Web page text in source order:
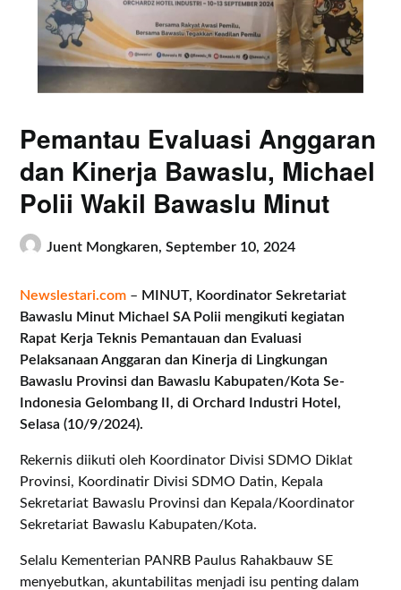
Pemantau Evaluasi Anggaran
dan Kinerja Bawaslu, Michael
Polii Wakil Bawaslu Minut
Juent Mongkaren,September 10, 2024
Newslestari.com – MINUT, Koordinator Sekretariat
Bawaslu Minut Michael SA Polii mengikuti kegiatan
Rapat Kerja Teknis Pemantauan dan Evaluasi
Pelaksanaan Anggaran dan Kinerja di Lingkungan
Bawaslu Provinsi dan Bawaslu Kabupaten/Kota Se-
Indonesia Gelombang II, di Orchard Industri Hotel,
Selasa (10/9/2024).
Rekernis diikuti oleh Koordinator Divisi SDMO Diklat
Provinsi, Koordinatir Divisi SDMO Datin, Kepala
Sekretariat Bawaslu Provinsi dan Kepala/Koordinator
Sekretariat Bawaslu Kabupaten/Kota.
Selalu Kementerian PANRB Paulus Rahakbauw SE
menyebutkan, akuntabilitas menjadi isu penting dalam